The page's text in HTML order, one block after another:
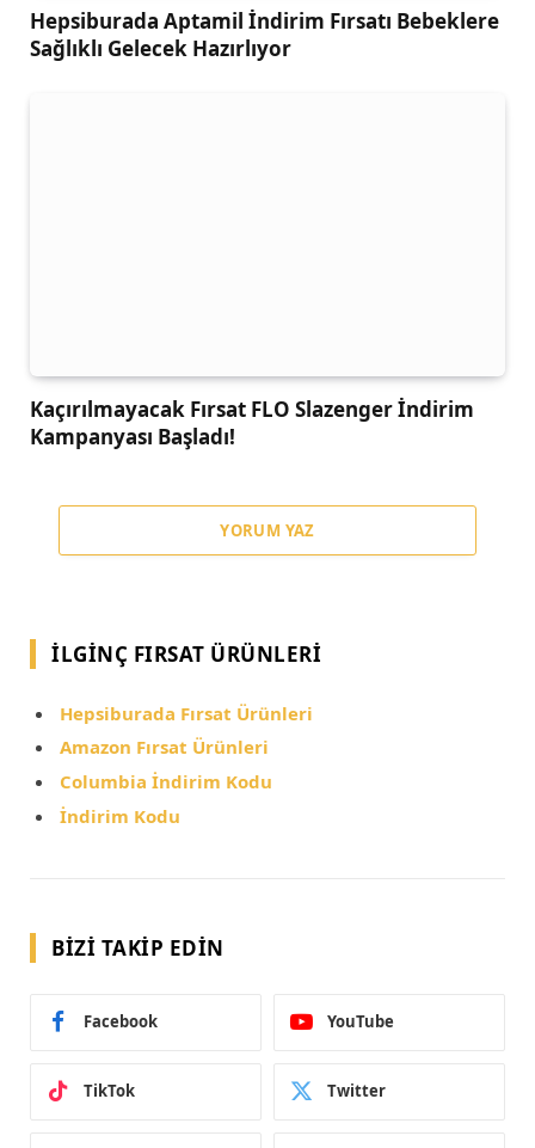
Hepsiburada Aptamil İndirim Fırsatı Bebeklere
Sağlıklı Gelecek Hazırlıyor
Kaçırılmayacak Fırsat FLO Slazenger İndirim
Kampanyası Başladı!
YORUM YAZ
İLGINÇ FIRSAT ÜRÜNLERI
Hepsiburada Fırsat Ürünleri
Amazon Fırsat Ürünleri
Columbia İndirim Kodu
İndirim Kodu
BIZI TAKIP EDIN
Facebook YouTube
TikTok Twitter